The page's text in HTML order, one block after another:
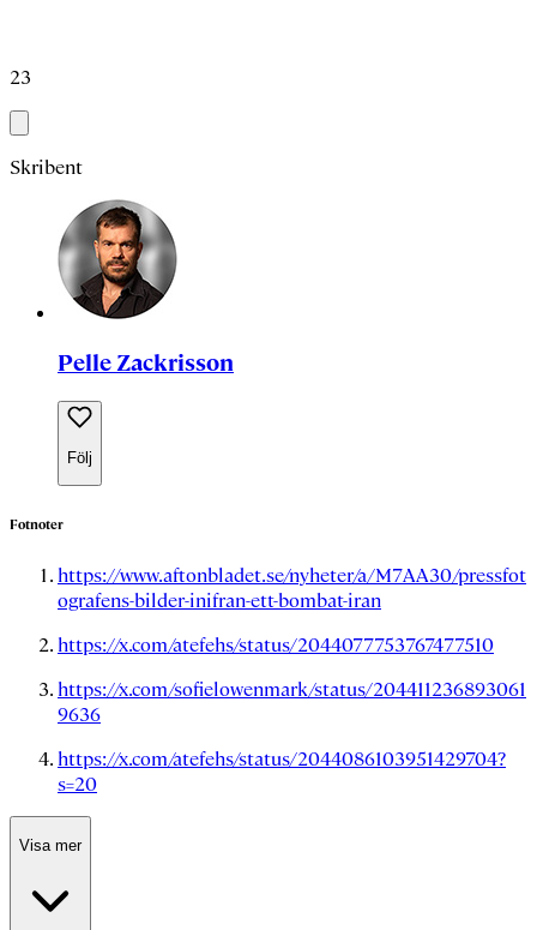
23
Skribent
Pelle Zackrisson
Följ
Fotnoter
https://www.aftonbladet.se/nyheter/a/M7AA30/pressfot
ografens-bilder-inifran-ett-bombat-iran
https://x.com/atefehs/status/2044077753767477510
https://x.com/sofielowenmark/status/204411236893061
9636
https://x.com/atefehs/status/2044086103951429704?
s=20
Visa mer